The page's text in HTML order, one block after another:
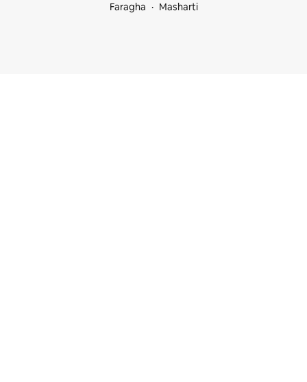
Faragha
Masharti